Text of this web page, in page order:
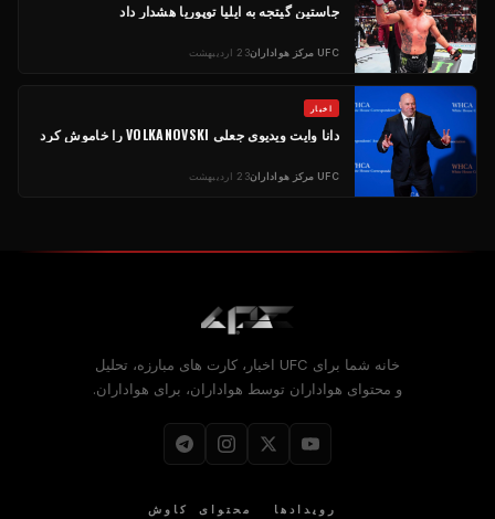
جاستین گیتجه به ایلیا توپوریا هشدار داد
UFC مرکز هواداران23 اردیبهشت
اخبار
دانا وایت ویدیوی جعلی VOLKANOVSKI را خاموش کرد
UFC مرکز هواداران23 اردیبهشت
خانه شما برای UFC اخبار، کارت های مبارزه، تحلیل
و محتوای هواداران توسط هواداران، برای هواداران.
رویدادها محتوای کاوش